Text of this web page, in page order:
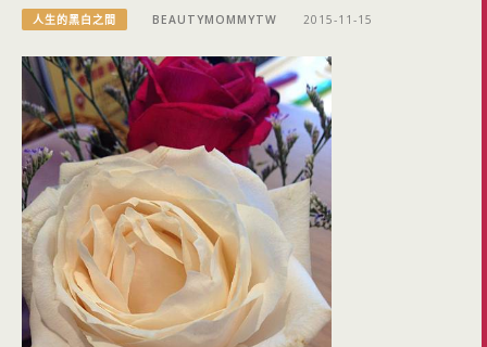
人生的黑白之間 BEAUTYMOMMYTW 2015-11-15